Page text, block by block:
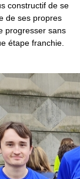
constructif de se
de ses propres
progresser sans
étape franchie.